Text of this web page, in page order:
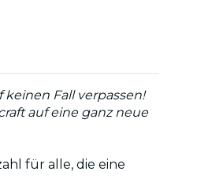
Fall verpassen!
auf eine ganz neue
für alle, die eine